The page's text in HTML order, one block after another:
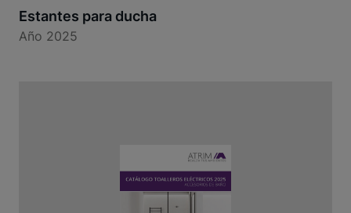
Estantes para ducha
Año 2025